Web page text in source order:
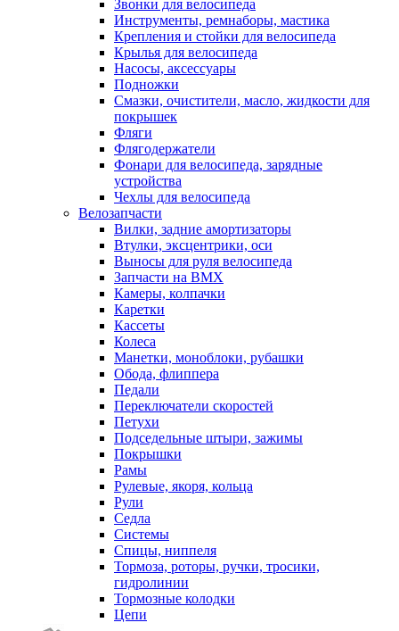
Звонки для велосипеда
Инструменты, ремнаборы, мастика
Крепления и стойки для велосипеда
Крылья для велосипеда
Насосы, аксессуары
Подножки
Смазки, очистители, масло, жидкости для
покрышек
Фляги
Флягодержатели
Фонари для велосипеда, зарядные
устройства
Чехлы для велосипеда
Велозапчасти
Вилки, задние амортизаторы
Втулки, эксцентрики, оси
Выносы для руля велосипеда
Запчасти на BMX
Камеры, колпачки
Каретки
Кассеты
Колеса
Манетки, моноблоки, рубашки
Обода, флиппера
Педали
Переключатели скоростей
Петухи
Подседельные штыри, зажимы
Покрышки
Рамы
Рулевые, якоря, кольца
Рули
Седла
Системы
Спицы, ниппеля
Тормоза, роторы, ручки, тросики,
гидролинии
Тормозные колодки
Цепи